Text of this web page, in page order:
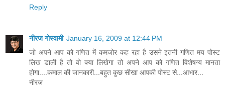
Reply
नीरज गोस्वामी January 16, 2009 at 12:44 PM
जो अपने आप को गणित में कमजोर कह रहा है उसने इतनी गणित मय पोस्ट
लिख डाली है तो वो क्या लिखेगा तो अपने आप को गणित विशेषग्य मानता
होगा....कमाल की जानकारी...बहुत कुछ सीखा आपकी पोस्ट से...आभार...
नीरज